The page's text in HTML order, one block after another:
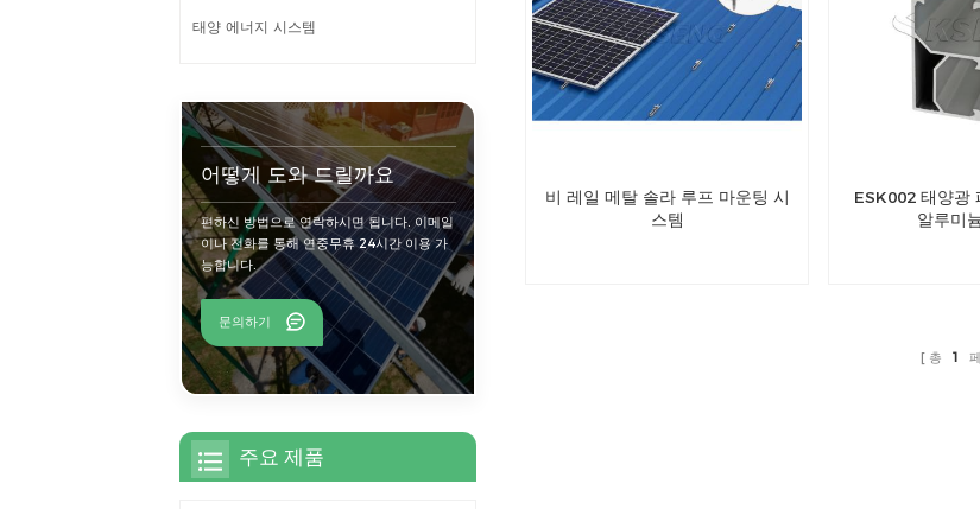
비 레일 메탈 솔라 루프 마운팅 시
스템
ESK002 태양광
알루미
총 1
태양 에너지 시스템
어떻게 도와 드릴까요
편하신 방법으로 연락하시면 됩니다. 이메일
이나 전화를 통해 연중무휴 24시간 이용 가
능합니다.
문의하기
주요 제품